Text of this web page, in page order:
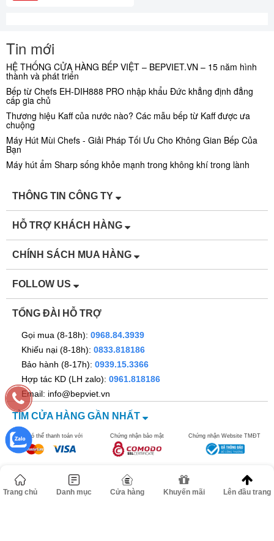
Tin mới
HỆ THỐNG CỬA HÀNG BẾP VIỆT – BEPVIET.VN – 15 năm hình
thành và phát triển
Bếp từ Chefs EH-DIH888 PRO nhập khẩu Đức khẳng định đẳng
cấp gia chủ
Thương hiệu Kaff của nước nào? Các mẫu bếp từ Kaff được ưa
chuộng
Máy Hút Mùi Chefs - Giải Pháp Tối Ưu Cho Không Gian Bếp Của
Bạn
Máy hút ẩm Sharp sống khỏe mạnh trong không khí trong lành
THÔNG TIN CÔNG TY
HỖ TRỢ KHÁCH HÀNG
CHÍNH SÁCH MUA HÀNG
FOLLOW US
TỔNG ĐÀI HỖ TRỢ
Gọi mua (8-18h): 0968.84.3939
Khiếu nại (8-18h): 0833.818186
Bảo hành (8-17h): 0939.15.3366
Hợp tác KD (LH zalo): 0961.818186
Email: info@bepviet.vn
TÌM CỬA HÀNG GẦN NHẤT
Bạn có thể thanh toán với Chứng nhận bảo mật Chứng nhận Website TMĐT
©2016 bepviet.vn - Công ty TNHH Dann Việt Nam. MST
Trang chủ Danh mục Cửa hàng Khuyến mãi Lên đầu trang